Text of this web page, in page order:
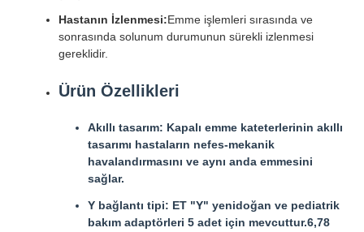
Hastanın İzlenmesi:Emme işlemleri sırasında ve
sonrasında solunum durumunun sürekli izlenmesi
gereklidir.
Ürün Özellikleri
Akıllı tasarım: Kapalı emme kateterlerinin akıllı
tasarımı hastaların nefes-mekanik
havalandırmasını ve aynı anda emmesini
sağlar.
Y bağlantı tipi: ET "Y" yenidoğan ve pediatrik
bakım adaptörleri 5 adet için mevcuttur.6,78